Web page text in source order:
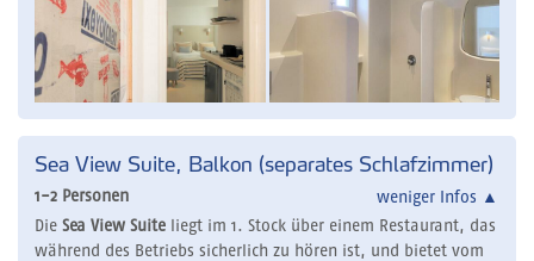
Sea View Suite, Balkon (separates Schlafzimmer)
1-2 Personen weniger Infos ▲
Die Sea View Suite liegt im 1. Stock über einem Restaurant, das
während des Betriebs sicherlich zu hören ist, und bietet vom